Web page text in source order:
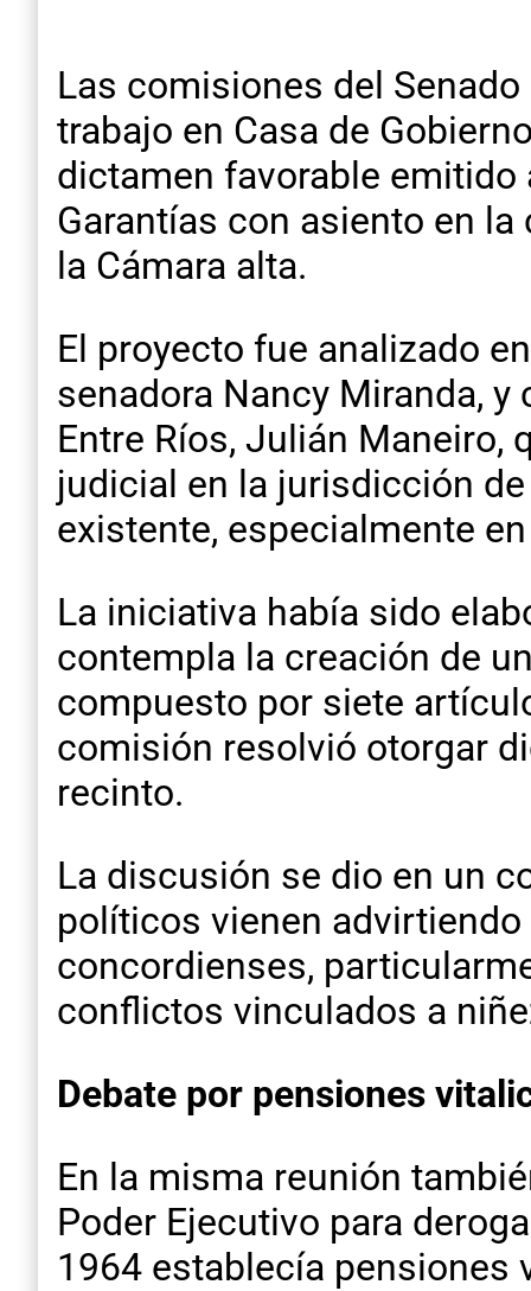
Las comisiones del
trabajo en Casa de
dictamen favorable emitido
Garantías con asiento en
la Cámara alta.
El proyecto fue analizado
senadora Nancy Miranda,
Entre Ríos, Julián Maneiro,
judicial en la jurisdicción
existente, especialmente
La iniciativa había sido
contempla la creación de
compuesto por siete
comisión resolvió otorgar
recinto.
La discusión se dio en un
políticos vienen
concordienses,
conflictos vinculados a
Debate por pensiones
En la misma reunión
Poder Ejecutivo para
1964 establecía pensiones